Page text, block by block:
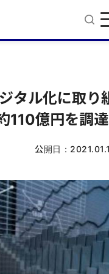
タル化に取り
110億円を調達
公開日：